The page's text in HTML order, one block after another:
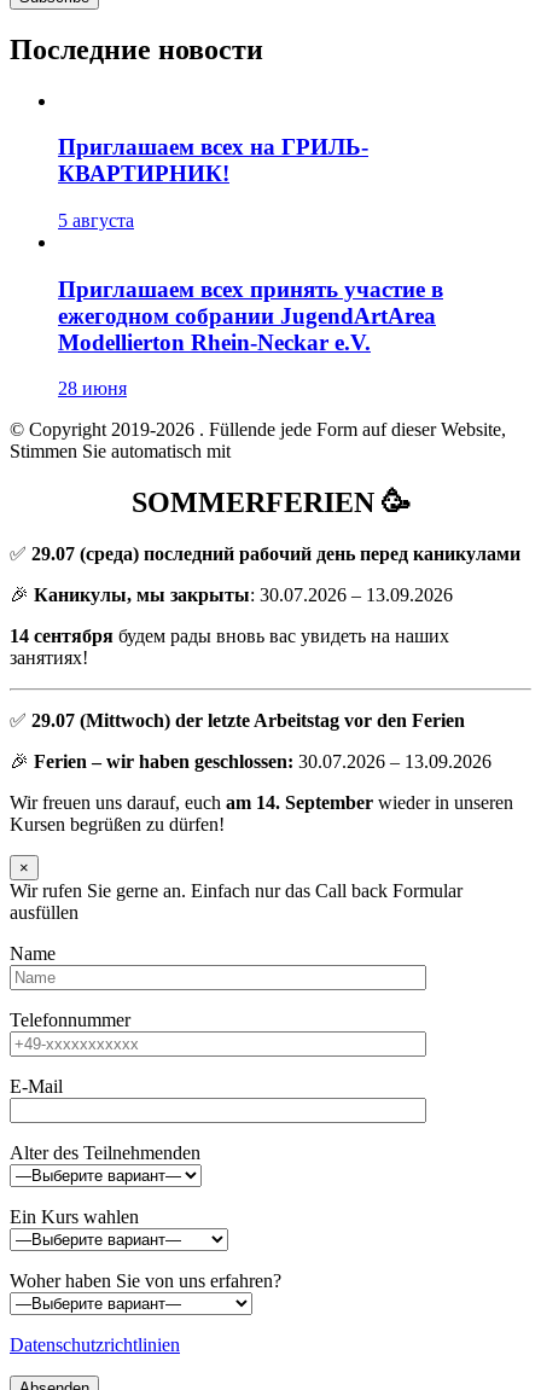
Последние новости
Приглашаем всех на ГРИЛЬ-
КВАРТИРНИК!
5 августа
Приглашаем всех принять участие в
ежегодном собрании JugendArtArea
Modellierton Rhein-Neckar e.V.
28 июня
© Copyright 2019-2026 . Füllende jede Form auf dieser Website,
Stimmen Sie automatisch mit
SOMMERFERIEN 🥳
✅ 29.07 (среда) последний рабочий день перед каникулами
🎉 Каникулы, мы закрыты: 30.07.2026 – 13.09.2026
14 сентября будем рады вновь вас увидеть на наших
занятиях!
✅ 29.07 (Mittwoch) der letzte Arbeitstag vor den Ferien
🎉 Ferien – wir haben geschlossen: 30.07.2026 – 13.09.2026
Wir freuen uns darauf, euch am 14. September wieder in unseren
Kursen begrüßen zu dürfen!
×
Wir rufen Sie gerne an. Einfach nur das Call back Formular
ausfüllen
Name
Telefonnummer
E-Mail
Alter des Teilnehmenden
Ein Kurs wahlen
Woher haben Sie von uns erfahren?
Datenschutzrichtlinien